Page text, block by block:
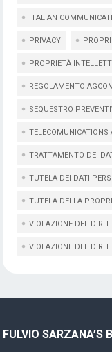
ITALIAN
PRIVACY
PROPRIETÀ
REGOLAMENTO
SEQUESTRO
TRATTAMENTO DEI
TUTELA DEI DATI
TUTELA DELLA
VIOLAZIONE DEL
VIOLAZIONE DEL
FULVIO SARZANA’S